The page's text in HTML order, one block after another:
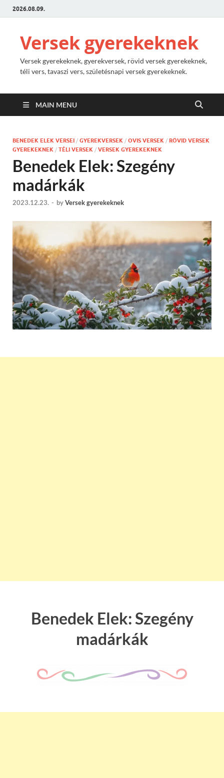
2026.08.09.
Versek gyerekeknek
Versek gyerekeknek, gyerekversek, rövid versek gyerekeknek,
téli vers, tavaszi vers, születésnapi versek gyerekeknek.
MAIN MENU
BENEDEK ELEK VERSEI / GYEREKVERSEK / OVIS VERSEK / RÖVID VERSEK
GYEREKEKNEK / TÉLI VERSEK / VERSEK GYEREKEKNEK
Benedek Elek: Szegény
madárkák
2023.12.23. - byVersek gyerekeknek
Benedek Elek: Szegény
madárkák